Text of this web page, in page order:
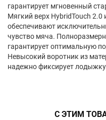
гарантирует мгновенный
Мягкий верх HybridTouch 2.0
обеспечивают
чувство мяча.
гарантирует оптимальную
Невысокий воротник из
надежно фиксирует
С ЭТИМ